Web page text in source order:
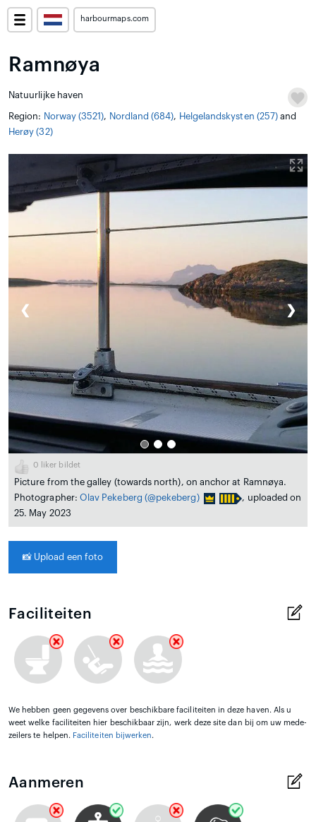
harbourmaps.com
Ramnøya
Natuurlijke haven
Region: Norway (3521), Nordland (684), Helgelandskysten (257) and
Herøy (32)
❮ ❯
0 liker bildet
Picture from the galley (towards north), on anchor at Ramnøya.
Photographer: Olav Pekeberg (@pekeberg)
, uploaded on
25. May 2023
📸 Upload een foto
Faciliteiten
We hebben geen gegevens over beschikbare faciliteiten in deze haven. Als u
weet welke faciliteiten hier beschikbaar zijn, werk deze site dan bij om uw mede-
zeilers te helpen. Faciliteiten bijwerken.
Aanmeren